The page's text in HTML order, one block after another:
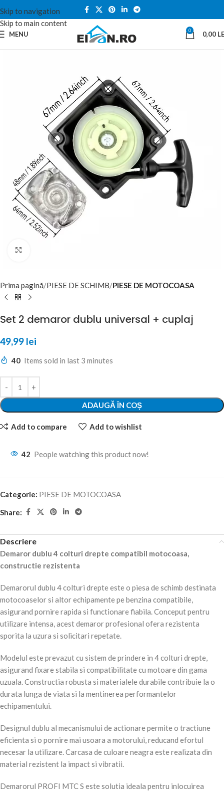
Skip to navigation
Skip to main content
MENU 0 0,00
Prima pagină PIESE DE SCHIMB PIESE DE MOTOCOASA
Set 2 demaror dublu universal + cuplaj
49,99 lei
40 Items sold in last 3 minutes
ADAUGĂ ÎN COȘ
Add to compare Add to wishlist
42 People watching this product now!
Categorie: PIESE DE MOTOCOASA
Share:
Descriere
Demaror dublu 4 colturi drepte compatibil motocoasa,
constructie rezistenta
Demarorul dublu 4 colturi drepte este o piesa de schimb destinata
motocoaselor si altor echipamente pe benzina compatibile,
asigurand pornire rapida si functionare fiabila. Conceput pentru
utilizare intensa, acest demaror profesional ofera rezistenta
sporita la uzura si solicitari repetate.
Modelul este prevazut cu sistem de prindere in 4 colturi drepte,
asigurand fixare stabila si compatibilitate cu motoare din gama
uzuala. Constructia robusta si materialele durabile contribuie la o
durata lunga de viata si la mentinerea performantelor
echipamentului.
Designul dublu al mecanismului de actionare permite o tractiune
eficienta si o pornire mai usoara a motorului, reducand efortul
necesar la utilizare. Carcasa de culoare neagra este realizata din
material rezistent la impact si vibratii.
Demarorul PROFI MTC S este solutia ideala pentru inlocuirea